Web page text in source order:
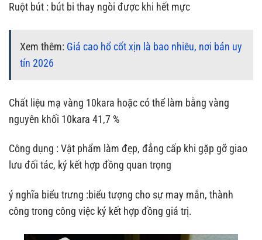
Ruột bút : bút bi thay ngòi được khi hết mực
Xem thêm: Giá cao hổ cốt xịn là bao nhiêu, nơi bán uy
tín 2026
Chất liệu mạ vàng 10kara hoặc có thể làm bằng vàng
nguyên khối 10kara 41,7 %
Công dụng : Vật phẩm làm đẹp, đẳng cấp khi gặp gỡ giao
lưu đối tác, ký kết hợp đồng quan trọng
ý nghĩa biểu trưng :biểu tượng cho sự may mắn, thành
công trong công việc ký kết hợp đồng giá trị.